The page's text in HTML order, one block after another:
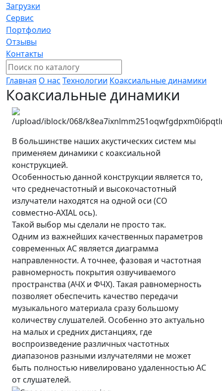
Загрузки
Сервис
Портфолио
Отзывы
Контакты
Главная О нас Технологии Коаксиальные динамики
Коаксиальные динамики
В большинстве наших акустических систем мы
применяем динамики с коаксиальной
конструкцией.
Особенностью данной конструкции является то,
что среднечастотный и высокочастотный
излучатели находятся на одной оси (CO
совместно-AXIAL ось).
Такой выбор мы сделали не просто так.
Одним из важнейших качественных параметров
современных АС является диаграмма
направленности. А точнее, фазовая и частотная
равномерность покрытия озвучиваемого
пространства (АЧХ и ФЧХ). Такая равномерность
позволяет обеспечить качество передачи
музыкального материала сразу большому
количеству слушателей. Особенно это актуально
на малых и средних дистанциях, где
воспроизведение различных частотных
диапазонов разными излучателями не может
быть полностью нивелировано удаленностью АС
от слушателей.